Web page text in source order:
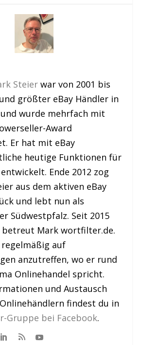
Steier war von 2001 bis
größter eBay Händler in
wurde mehrfach mit
Award
Er hat mit eBay
heutige Funktionen für
Ende 2012 zog
aus dem aktiven eBay
und lebt nun als
Südwestpfalz. Seit 2015
Mark wortfilter.de.
auf
anzutreffen, wo er rund
Onlinehandel spricht.
und Austausch
findest du in
Gruppe bei Facebook.